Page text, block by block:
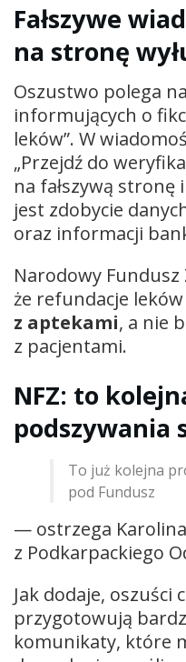
Fałszywe
na stronę
Oszustwo polega
informujących o
leków”. W
„Przejdź do
na fałszywą stronę
jest zdobycie
oraz informacji
Narodowy
że refundacje
z aptekami, a nie
z pacjentami.
NFZ: to
podszywania
To już kolejna
pod Fundusz
— ostrzega
z Podkarpackiego
Jak dodaje, oszuści
przygotowują
komunikaty, które